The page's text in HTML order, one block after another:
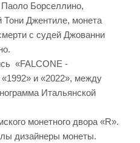
Борселлино,
Джентиле, монета
с судей Джованни
«FALCONE -
и «2022», между
Итальянской
монетного двора «R».
дизайнеры монеты.